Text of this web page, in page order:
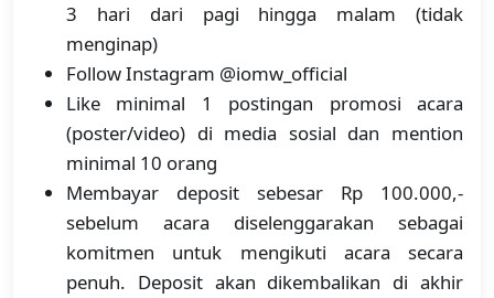
3 hari dari pagi hingga malam (tidak
menginap)
Follow Instagram @iomw_official
Like minimal 1 postingan promosi acara
(poster/video) di media sosial dan mention
minimal 10 orang
Membayar deposit sebesar Rp 100.000,-
sebelum acara diselenggarakan sebagai
komitmen untuk mengikuti acara secara
penuh. Deposit akan dikembalikan di akhir